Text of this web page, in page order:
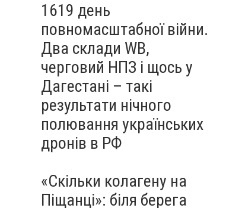
1619 день
повномасштабної війни.
Два склади WB,
черговий НПЗ і щось у
Дагестані – такі
результати нічного
полювання українських
дронів в РФ
«Скільки колагену на
Піщанці»: біля берега